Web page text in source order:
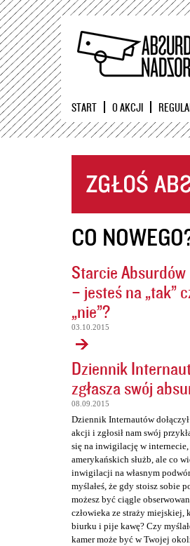
START O AKCJI
CO
Starcie
– jesteś na „tak”
„nie”?
03.10.2015
Dziennik
zgłasza swój
08.09.2015
Dziennik Internautów
akcji i zgłosił nam swój
się na inwigilację w internecie,
amerykańskich służb, ale co
inwigilacji na własnym
myślałeś, że gdy stoisz sobie
możesz być ciągle
człowieka ze straży miejskiej,
biurku i pije kawę? Czy
kamer może być w Twojej